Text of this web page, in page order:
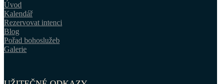
Úvod
Kalendář
Rezervovat intenci
Blog
Pořad bohoslužeb
Galerie